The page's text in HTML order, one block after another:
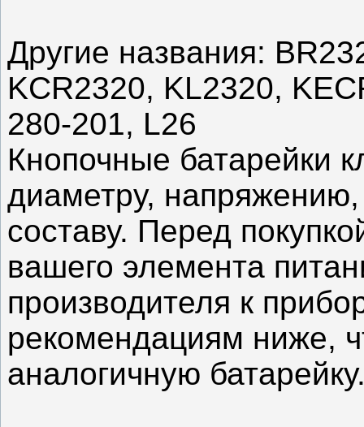
Другие названия:
KCR2320, KL2320,
280-201, L26
Кнопочные батарейки
диаметру,
составу. Перед
вашего элемента
производителя к
рекомендациям ниже,
аналогичную